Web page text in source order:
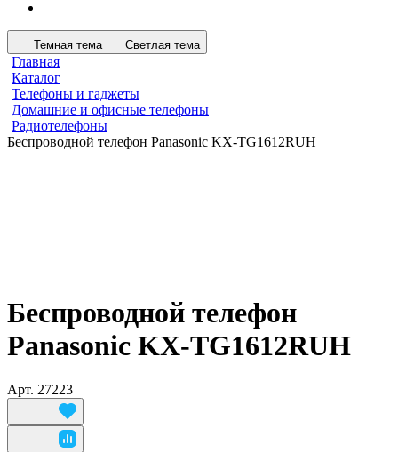
Темная тема Светлая тема
Главная
Каталог
Телефоны и гаджеты
Домашние и офисные телефоны
Радиотелефоны
Беспроводной телефон Panasonic KX-TG1612RUH
Беспроводной телефон
Panasonic KX-TG1612RUH
Арт. 27223